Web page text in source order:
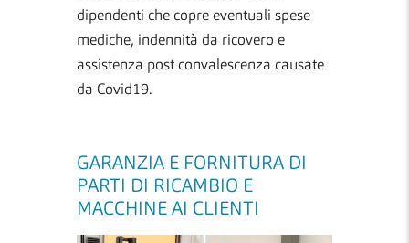
dipendenti che copre eventuali spese
mediche, indennità da ricovero e
assistenza post convalescenza causate
da Covid19.
GARANZIA E FORNITURA DI
PARTI DI RICAMBIO E
MACCHINE AI CLIENTI